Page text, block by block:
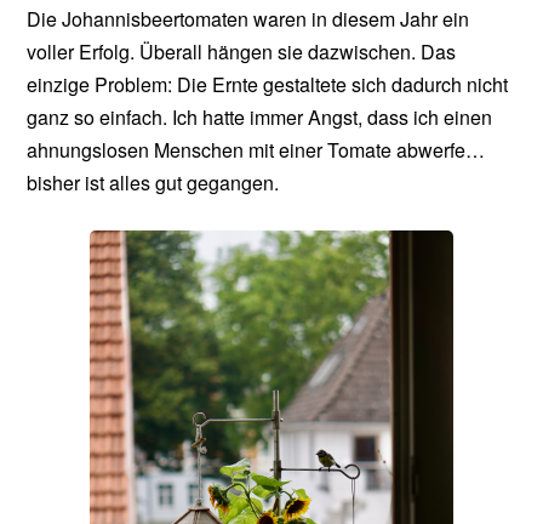
Die Johannisbeertomaten waren in diesem Jahr ein
voller Erfolg. Überall hängen sie dazwischen. Das
einzige Problem: Die Ernte gestaltete sich dadurch nicht
ganz so einfach. Ich hatte immer Angst, dass ich einen
ahnungslosen Menschen mit einer Tomate abwerfe…
bisher ist alles gut gegangen.